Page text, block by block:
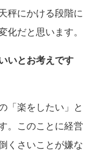
秤にかける段階に
化だと思います。
いとお考えです
「楽をしたい」と
。このことに経営
くさいことが嫌な